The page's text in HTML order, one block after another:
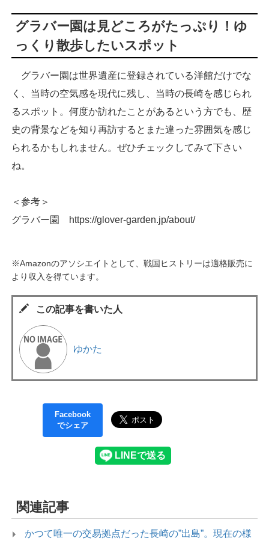
グラバー園は見どころがたっぷり！ゆ
っくり散歩したいスポット
グラバー園は世界遺産に登録されている洋館だけでな
く、当時の空気感を現代に残し、当時の長崎を感じられ
るスポット。何度か訪れたことがあるという方でも、歴
史の背景などを知り再訪するとまた違った雰囲気を感じ
られるかもしれません。ぜひチェックしてみて下さい
ね。
＜参考＞
グラバー園 https://glover-garden.jp/about/
※Amazonのアソシエイトとして、戦国ヒストリーは適格販売に
より収入を得ています。
この記事を書いた人
ゆかた
Facebook
でシェア
関連記事
かつて唯一の交易拠点だった長崎の”出島”。現在の様